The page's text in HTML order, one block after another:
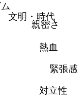
文明・時代
親密さ
熱血
緊張感
対立性